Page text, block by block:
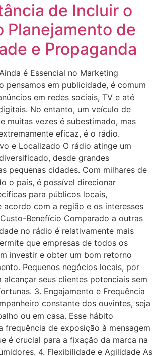
de Incluir o
Planejamento de
e Propaganda
é Essencial no Marketing
pensamos em publicidade, é comum
em redes sociais, TV e até
No entanto, um veículo de
muitas vezes é subestimado, mas
eficaz, é o rádio.
e Localizado O rádio atinge um
desde grandes
pequenas cidades. Com milhares de
o país, é possível direcionar
para públicos locais,
acordo com a região e os interesses
Benefício Comparado a outras
no rádio é relativamente mais
que empresas de todos os
investir e obter um bom retorno
Pequenos negócios locais, por
alcançar seus clientes potenciais sem
3. Engajamento e Frequência
constante dos ouvintes, seja
ou em casa. Esse hábito
frequência de exposição à mensagem
é crucial para a fixação da marca na
4. Flexibilidade e Agilidade As